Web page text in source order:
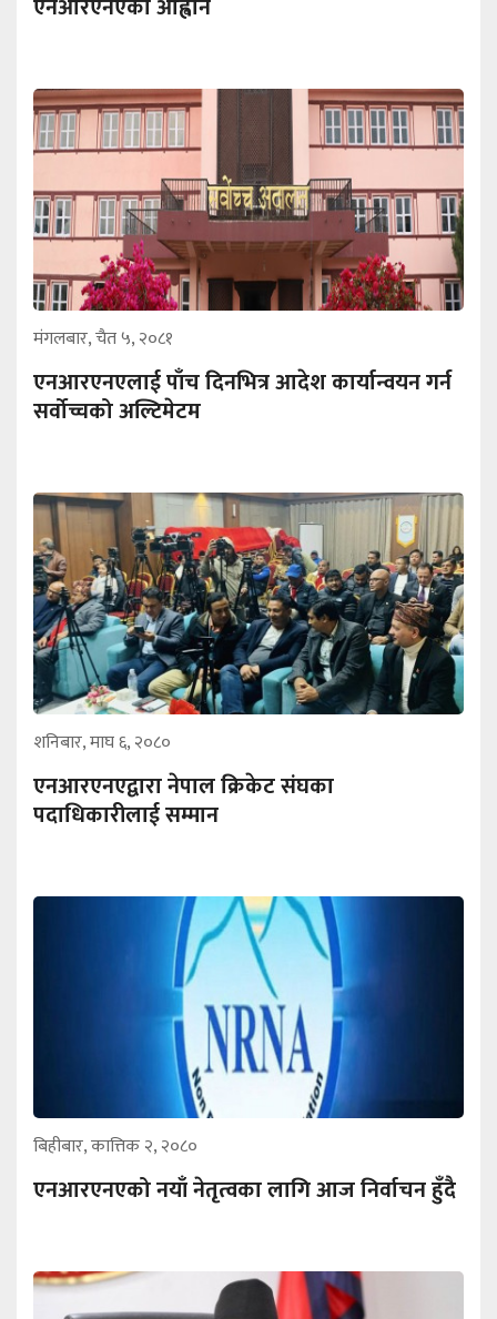
एनआरएनएको आह्वान
मंगलबार, चैत ५, २०८१
एनआरएनएलाई पाँच दिनभित्र आदेश कार्यान्वयन गर्न
सर्वोच्चको अल्टिमेटम
शनिबार, माघ ६, २०८०
एनआरएनएद्वारा नेपाल क्रिकेट संघका
पदाधिकारीलाई सम्मान
बिहीबार, कात्तिक २, २०८०
एनआरएनएको नयाँ नेतृत्वका लागि आज निर्वाचन हुँदै